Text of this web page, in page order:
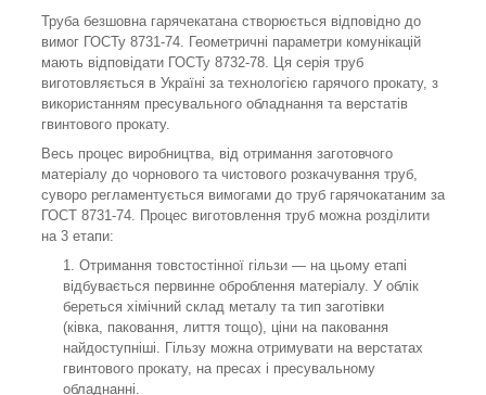
Труба безшовна гарячекатана створюється відповідно до
вимог ГОСТу 8731-74. Геометричні параметри комунікацій
мають відповідати ГОСТу 8732-78. Ця серія труб
виготовляється в Україні за технологією гарячого прокату, з
використанням пресувального обладнання та верстатів
гвинтового прокату.
Весь процес виробництва, від отримання заготовчого
матеріалу до чорнового та чистового розкачування труб,
суворо регламентується вимогами до труб гарячокатаним за
ГОСТ 8731-74. Процес виготовлення труб можна розділити
на 3 етапи:
Отримання товстостінної гільзи — на цьому етапі
відбувається первинне оброблення матеріалу. У облік
береться хімічний склад металу та тип заготівки
(ківка, паковання, лиття тощо), ціни на паковання
найдоступніші. Гільзу можна отримувати на верстатах
гвинтового прокату, на пресах і пресувальному
обладнанні.